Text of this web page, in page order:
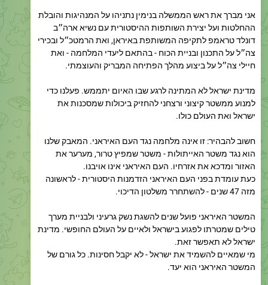
דונלד טראמפ לתקיפה המשותפת באיראן, ואת הרמטכ״ל ובכירי
צה״ל על התכנון ובניית הכוח - בהתאם ליעדי המלחמה - ואת
חיילי צה״ל על ביצוע מהלך הפתיחה המבריק והעוצמתי.
מדינת ישראל לא המתינה לרגע שבו האיום יתממש. פעלנו כדי
ישראל ואת העולם כולו.
חשוב להבהיר: זו אינה מלחמה נגד העם האיראני. המאבק שלנו
האזור ומדכא את אזרחיו. העם האיראני אינו אויבנו.
כעת עומדת בפני העם האיראני הזדמנות היסטורית - לראשונה
מזה 47 שנים - להשתחרר משלטון הדיכוי.
המשטר האיראני פועל שנים להשגת נשק גרעיני ולבניית מערך
ישראל לא תאפשר זאת.
מי שמאיים להשמיד את ישראל - לא יקבל חסינות. כל גורם של
המשטר האיראני הוא יעד.
מבצע ״שאגת הארי״ תוכנן במשך חודשים ארוכים. כלל זרועות